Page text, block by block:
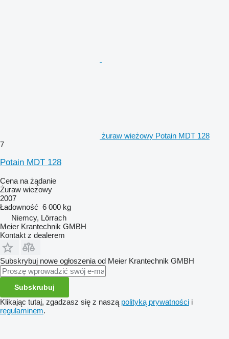
żuraw wieżowy Potain MDT 128
7
Potain MDT 128
Cena na żądanie
Żuraw wieżowy
2007
Ładowność 6 000 kg
Niemcy, Lörrach
Meier Krantechnik GMBH
Kontakt z dealerem
Subskrybuj nowe ogłoszenia od Meier Krantechnik GMBH
Subskrubuj
Klikając tutaj, zgadzasz się z naszą polityką prywatności i
regulaminem.